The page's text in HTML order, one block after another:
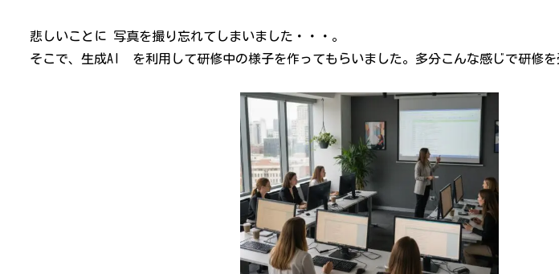
悲しいことに 写真を撮り忘れてしまいました・・・。
そこで、生成AI を利用して研修中の様子を作ってもらいました。多分こんな感じで研修を